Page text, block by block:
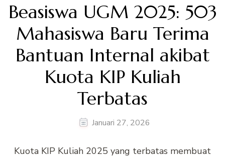
Beasiswa UGM 2025: 503
Mahasiswa Baru Terima
Bantuan Internal akibat
Kuota KIP Kuliah
Terbatas
Januari 27, 2026
Kuota KIP Kuliah 2025 yang terbatas membuat